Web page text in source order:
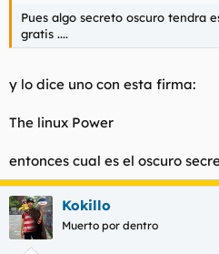
Pues algo secreto oscuro tendra
gratis ....
y lo dice uno con esta firma:
The linux Power
entonces cual es el oscuro
Kokillo
Muerto por dentro